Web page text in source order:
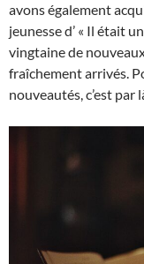
avons également
jeunesse d’ « Il était
vingtaine de
fraîchement arrivés.
nouveautés, c’est par